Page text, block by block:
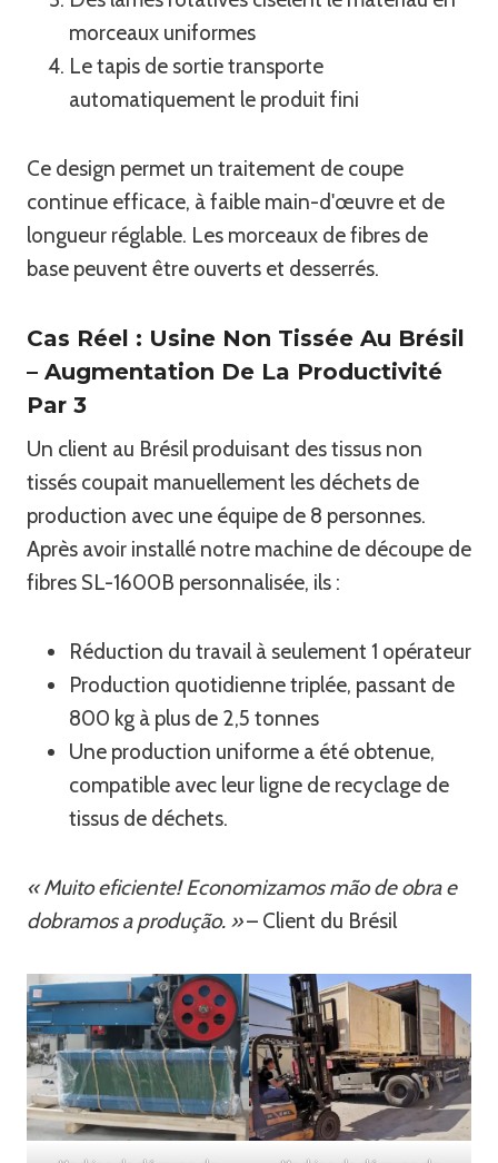
morceaux uniformes
Le tapis de sortie transporte
automatiquement le produit fini
Ce design permet un traitement de coupe
continue efficace, à faible main-d'œuvre et de
longueur réglable. Les morceaux de fibres de
base peuvent être ouverts et desserrés.
Cas Réel : Usine Non Tissée Au Brésil
– Augmentation De La Productivité
Par 3
Un client au Brésil produisant des tissus non
tissés coupait manuellement les déchets de
production avec une équipe de 8 personnes.
Après avoir installé notre machine de découpe de
fibres SL-1600B personnalisée, ils :
Réduction du travail à seulement 1 opérateur
Production quotidienne triplée, passant de
800 kg à plus de 2,5 tonnes
Une production uniforme a été obtenue,
compatible avec leur ligne de recyclage de
tissus de déchets.
« Muito eficiente! Economizamos mão de obra e
dobramos a produção. »– Client du Brésil